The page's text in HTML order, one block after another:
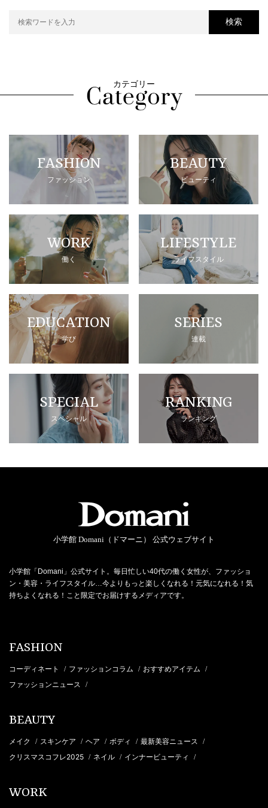
検索
カテゴリー
FASHION
ファッション
BEAUTY
ビューティ
WORK
働く
LIFESTYLE
ライフスタイル
EDUCATION
学び
SERIES
連載
SPECIAL
スペシャル
RANKING
ランキング
小学館 Domani（ドマーニ） 公式ウェブサイト
小学館「Domani」公式サイト。毎日忙しい40代の働く女性が、ファッショ
ン・美容・ライフスタイル…今よりもっと楽しくなれる！元気になれる！気
持ちよくなれる！こと限定でお届けするメディアです。
FASHION
コーディネート / ファッションコラム / おすすめアイテム /
ファッションニュース /
BEAUTY
メイク / スキンケア / ヘア / ボディ / 最新美容ニュース /
クリスマスコフレ2025 / ネイル / インナービューティ /
WORK